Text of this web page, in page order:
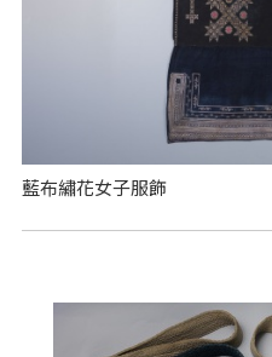
藍布繡花女子服飾